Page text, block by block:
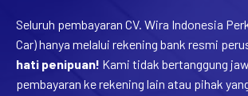
Seluruh pembayaran CV. Wira Indonesia
Car) hanya melalui rekening bank resmi
hati penipuan! Kami tidak bertanggung
pembayaran ke rekening lain atau pihak